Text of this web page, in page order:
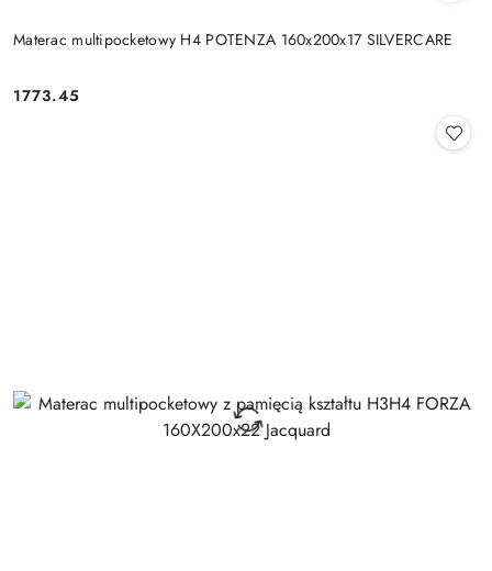
Materac multipocketowy H4 POTENZA 160x200x17 SILVERCARE
Cena:
1773.45